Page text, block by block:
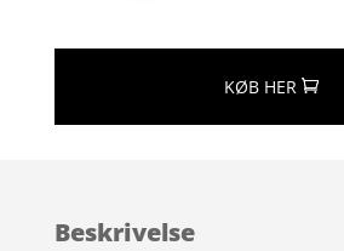
KØB HER
Beskrivelse